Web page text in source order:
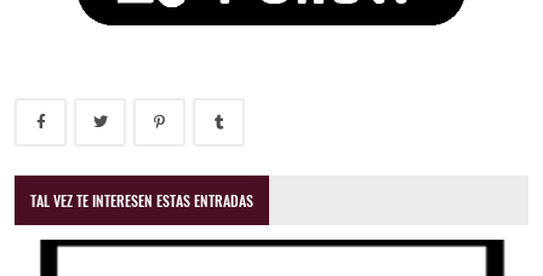
TAL VEZ TE INTERESEN ESTAS ENTRADAS